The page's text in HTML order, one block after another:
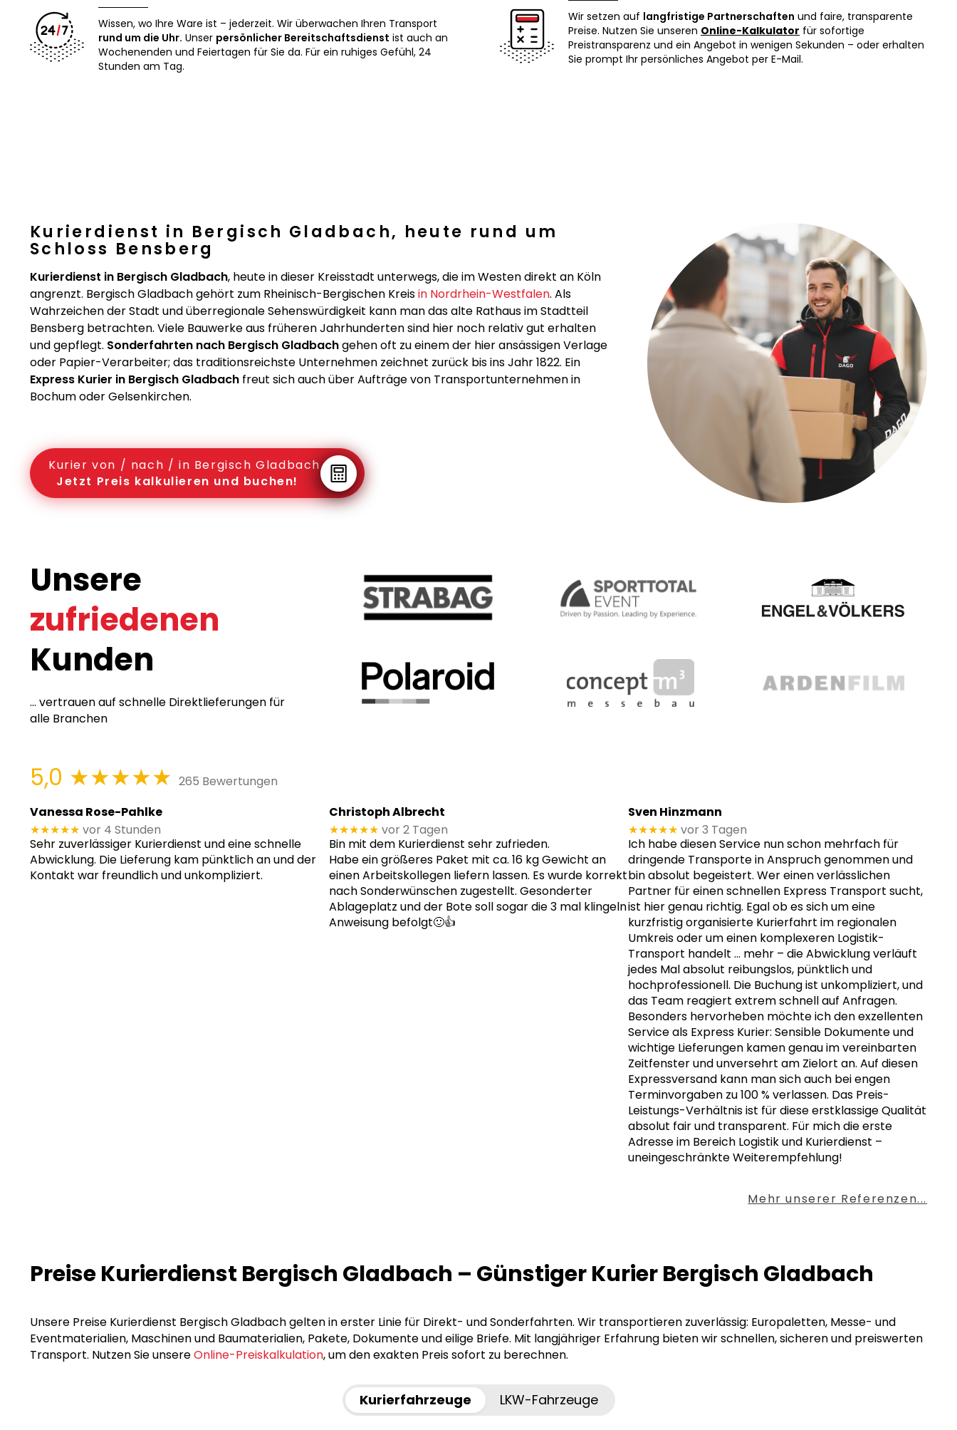
Wissen, wo Ihre Ware ist – jederzeit. Wir überwachen Ihren Transport
rund um die Uhr. Unser persönlicher Bereitschaftsdienst ist auch an
Wochenenden und Feiertagen für Sie da. Für ein ruhiges Gefühl, 24
Stunden am Tag.
Wir setzen auf langfristige Partnerschaften und faire, transparente
Preise. Nutzen Sie unseren Online-Kalkulator für sofortige
Preistransparenz und ein Angebot in wenigen Sekunden – oder erhalten
Sie prompt Ihr persönliches Angebot per E-Mail.
Kurierdienst in Bergisch Gladbach, heute rund um
Schloss Bensberg
Kurierdienst in Bergisch Gladbach, heute in dieser Kreisstadt unterwegs, die im Westen direkt an Köln
angrenzt. Bergisch Gladbach gehört zum Rheinisch-Bergischen Kreisin Nordrhein-Westfalen. Als
Wahrzeichen der Stadt und überregionale Sehenswürdigkeit kann man das alte Rathaus im Stadtteil
Bensberg betrachten. Viele Bauwerke aus früheren Jahrhunderten sind hier noch relativ gut erhalten
und gepflegt. Sonderfahrten nach Bergisch Gladbachgehen oft zu einem der hier ansässigen Verlage
oder Papier-Verarbeiter; das traditionsreichste Unternehmen zeichnet zurück bis ins Jahr 1822. Ein
Express Kurier in Bergisch Gladbach freut sich auch über Aufträge von Transportunternehmen in
Bochum oder Gelsenkirchen.
Kurier von / nach / in Bergisch Gladbach
Jetzt Preis kalkulieren und buchen!
Unsere
zufriedenen
Kunden
... vertrauen auf schnelle Direktlieferungen für
alle Branchen
5,0 ★★★★★ 265 Bewertungen
Vanessa Rose-Pahlke
★★★★★ vor 4 Stunden
Sehr zuverlässiger Kurierdienst und eine schnelle
Abwicklung. Die Lieferung kam pünktlich an und der
Kontakt war freundlich und unkompliziert.
Christoph Albrecht
★★★★★ vor 2 Tagen
Bin mit dem Kurierdienst sehr zufrieden.
Habe ein größeres Paket mit ca. 16 kg Gewicht an
einen Arbeitskollegen liefern lassen. Es wurde korrekt
nach Sonderwünschen zugestellt. Gesonderter
Ablageplatz und der Bote soll sogar die 3 mal klingeln
Anweisung befolgt🙂👍
Sven Hinzmann
★★★★★ vor 3 Tagen
Ich habe diesen Service nun schon mehrfach für
dringende Transporte in Anspruch genommen und
bin absolut begeistert. Wer einen verlässlichen
Partner für einen schnellen Express Transport sucht,
ist hier genau richtig. Egal ob es sich um eine
kurzfristig organisierte Kurierfahrt im regionalen
Umkreis oder um einen komplexeren Logistik-
Transport handelt … mehr– die Abwicklung verläuft
jedes Mal absolut reibungslos, pünktlich und
hochprofessionell. Die Buchung ist unkompliziert, und
das Team reagiert extrem schnell auf Anfragen.
Besonders hervorheben möchte ich den exzellenten
Service als Express Kurier: Sensible Dokumente und
wichtige Lieferungen kamen genau im vereinbarten
Zeitfenster und unversehrt am Zielort an. Auf diesen
Expressversand kann man sich auch bei engen
Terminvorgaben zu 100 % verlassen. Das Preis-
Leistungs-Verhältnis ist für diese erstklassige Qualität
absolut fair und transparent. Für mich die erste
Adresse im Bereich Logistik und Kurierdienst –
uneingeschränkte Weiterempfehlung!
Mehr unserer Referenzen...
Preise Kurierdienst Bergisch Gladbach – Günstiger Kurier Bergisch Gladbach
Unsere Preise Kurierdienst Bergisch Gladbach gelten in erster Linie für Direkt- und Sonderfahrten. Wir transportieren zuverlässig: Europaletten, Messe- und
Eventmaterialien, Maschinen und Baumaterialien, Pakete, Dokumente und eilige Briefe. Mit langjähriger Erfahrung bieten wir schnellen, sicheren und preiswerten
Transport. Nutzen Sie unsereOnline-Preiskalkulation, um den exakten Preis sofort zu berechnen.
Kurierfahrzeuge LKW-Fahrzeuge